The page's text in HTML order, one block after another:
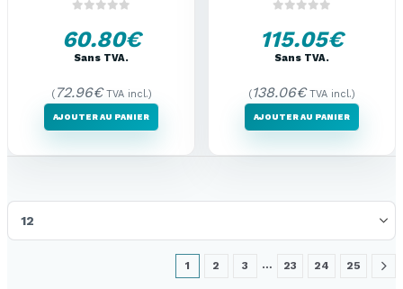
60.80€
Sans TVA.
(72.96€TVA incl.)
AJOUTER AU PANIER
115.05€
Sans TVA.
(138.06€TVA incl.)
AJOUTER AU PANIER
1 2 3 … 23 24 25